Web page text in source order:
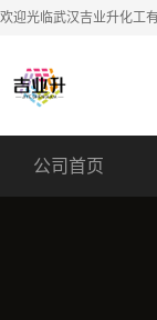
欢迎光临武汉吉业升化工有
公司首页